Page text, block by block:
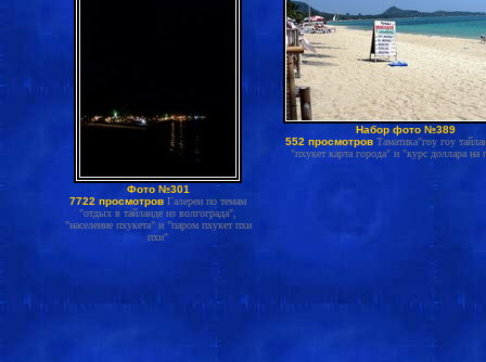
Фото №301
7722 просмотров Галереи по темам
"отдых в тайланде из волгограда",
"население пхукета" и "паром пхукет пхи
пхи"
Набор фото №389
552 просмотров Таматика"гоу гоу
"пхукет карта города" и "курс доллара на